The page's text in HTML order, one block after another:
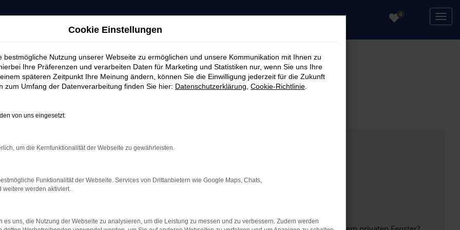
0
Cookie Einstellungen
bestmögliche Nutzung unserer Webseite zu ermöglichen und unsere Kommunikation mit Ihnen zu
Ihre Präferenzen und verarbeiten Daten für Marketing und Statistiken nur, wenn Sie uns Ihre
späteren Zeitpunkt Ihre Meinung ändern, können Sie die Einwilligung jederzeit für die Zukunft
zum Umfang der Datenverarbeitung finden Sie hier: Datenschutzerklärung Cookie-Richtlinie
von uns eingesetzt:
um die Kernfunktionalität der Webseite zu gewährleisten.
Funktionalität der Webseite. Services von Drittanbietern wie Google Maps, Chats,
weitere werden aktiviert.
es uns, die Nutzung der Webseite zu analysieren, um die Leistung zu messen und zu verbessern. Zudem werden